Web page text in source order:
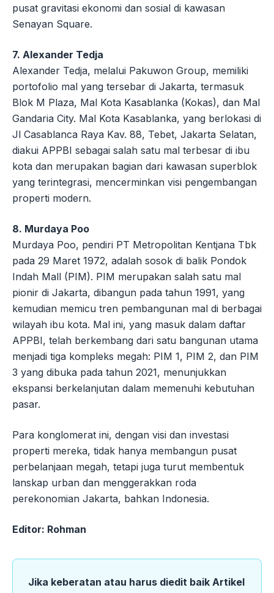
pusat gravitasi ekonomi dan sosial di kawasan
Senayan Square.
7. Alexander Tedja
Alexander Tedja, melalui Pakuwon Group, memiliki
portofolio mal yang tersebar di Jakarta, termasuk
Blok M Plaza, Mal Kota Kasablanka (Kokas), dan Mal
Gandaria City. Mal Kota Kasablanka, yang berlokasi di
Jl Casablanca Raya Kav. 88, Tebet, Jakarta Selatan,
diakui APPBI sebagai salah satu mal terbesar di ibu
kota dan merupakan bagian dari kawasan superblok
yang terintegrasi, mencerminkan visi pengembangan
properti modern.
8. Murdaya Poo
Murdaya Poo, pendiri PT Metropolitan Kentjana Tbk
pada 29 Maret 1972, adalah sosok di balik Pondok
Indah Mall (PIM). PIM merupakan salah satu mal
pionir di Jakarta, dibangun pada tahun 1991, yang
kemudian memicu tren pembangunan mal di berbagai
wilayah ibu kota. Mal ini, yang masuk dalam daftar
APPBI, telah berkembang dari satu bangunan utama
menjadi tiga kompleks megah: PIM 1, PIM 2, dan PIM
3 yang dibuka pada tahun 2021, menunjukkan
ekspansi berkelanjutan dalam memenuhi kebutuhan
pasar.
Para konglomerat ini, dengan visi dan investasi
properti mereka, tidak hanya membangun pusat
perbelanjaan megah, tetapi juga turut membentuk
lanskap urban dan menggerakkan roda
perekonomian Jakarta, bahkan Indonesia.
Editor: Rohman
Jika keberatan atau harus diedit baik Artikel